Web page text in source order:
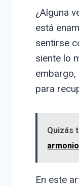
¿Alguna
está
sentirse
siente lo
para
Quizás
En este